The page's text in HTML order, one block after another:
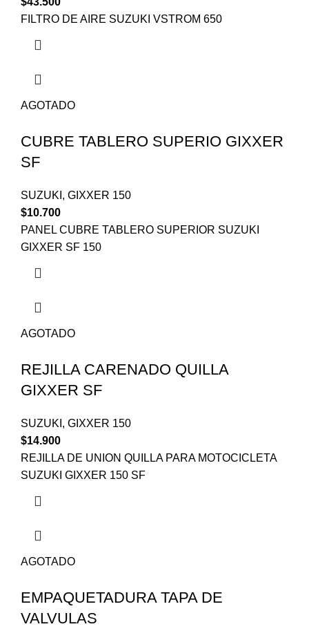
FILTRO DE AIRE SUZUKI VSTROM 650
AGOTADO
CUBRE TABLERO SUPERIO GIXXER
SF
SUZUKI , GIXXER 150
$10.700
PANEL CUBRE TABLERO SUPERIOR SUZUKI
GIXXER SF 150
AGOTADO
REJILLA CARENADO QUILLA
GIXXER SF
SUZUKI , GIXXER 150
$14.900
REJILLA DE UNION QUILLA PARA MOTOCICLETA
SUZUKI GIXXER 150 SF
AGOTADO
EMPAQUETADURA TAPA DE
VALVULAS